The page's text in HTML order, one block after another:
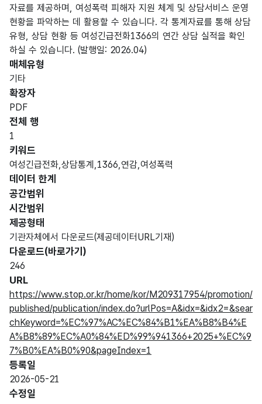
자료를 제공하며, 여성폭력 피해자 지원 체계 및 상담서비스 운영
현황을 파악하는 데 활용할 수 있습니다. 각 통계자료를 통해 상담
유형, 상담 현황 등 여성긴급전화1366의 연간 상담 실적을 확인
하실 수 있습니다. (발행일: 2026.04)
매체유형
기타
확장자
PDF
전체 행
1
키워드
여성긴급전화,상담통계,1366,연감,여성폭력
데이터 한계
공간범위
시간범위
제공형태
기관자체에서 다운로드(제공데이터URL기재)
다운로드(바로가기)
246
URL
https://www.stop.or.kr/home/kor/M209317954/promotion/
published/publication/index.do?urlPos=A&idx=&idx2=&sear
chKeyword=%EC%97%AC%EC%84%B1%EA%B8%B4%E
A%B8%89%EC%A0%84%ED%99%941366+2025+%EC%9
7%B0%EA%B0%90&pageIndex=1
등록일
2026-05-21
수정일